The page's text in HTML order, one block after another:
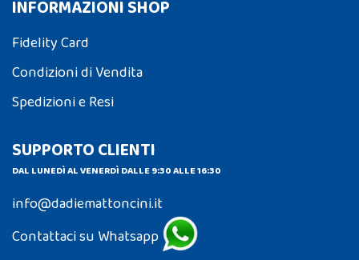
INFORMAZIONI SHOP
Fidelity Card
Condizioni di Vendita
Spedizioni e Resi
SUPPORTO CLIENTI
DAL LUNEDÌ AL VENERDÌ DALLE 9:30 ALLE 16:30
info@dadiemattoncini.it
Contattaci su Whatsapp